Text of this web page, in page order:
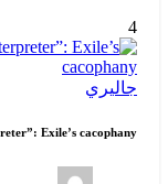
4
جاليري
Exile’s cacophany